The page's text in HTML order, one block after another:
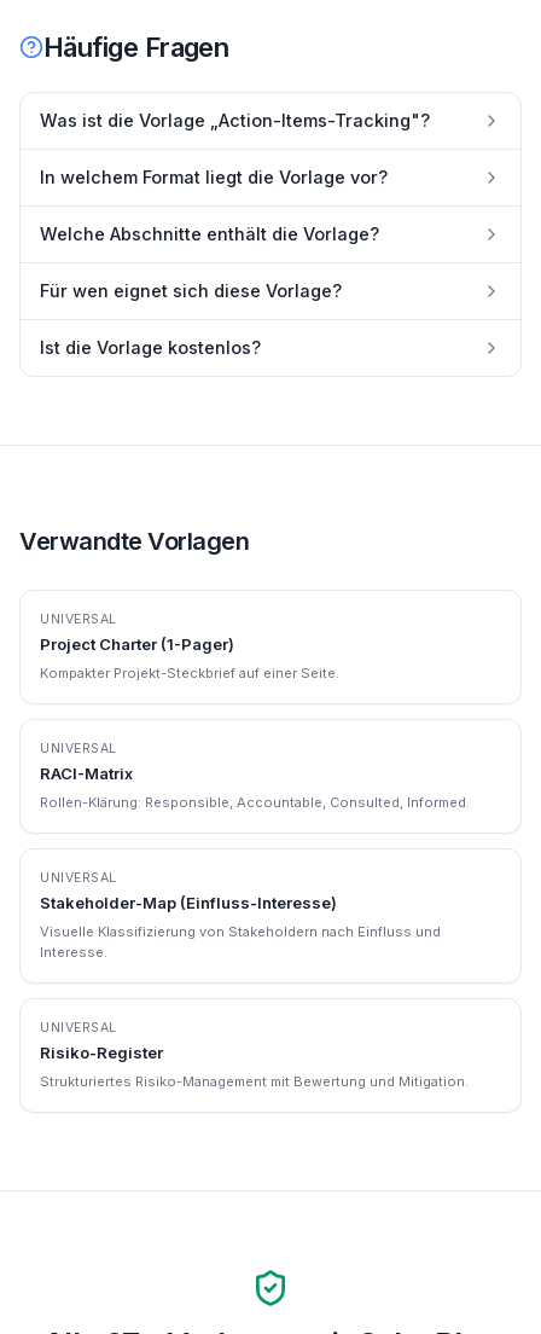
Häufige Fragen
Was ist die Vorlage „Action-Items-Tracking"?
In welchem Format liegt die Vorlage vor?
Welche Abschnitte enthält die Vorlage?
Für wen eignet sich diese Vorlage?
Ist die Vorlage kostenlos?
Verwandte Vorlagen
UNIVERSAL
Project Charter (1-Pager)
Kompakter Projekt-Steckbrief auf einer Seite.
UNIVERSAL
RACI-Matrix
Rollen-Klärung: Responsible, Accountable, Consulted, Informed.
UNIVERSAL
Stakeholder-Map (Einfluss-Interesse)
Visuelle Klassifizierung von Stakeholdern nach Einfluss und
Interesse.
UNIVERSAL
Risiko-Register
Strukturiertes Risiko-Management mit Bewertung und Mitigation.